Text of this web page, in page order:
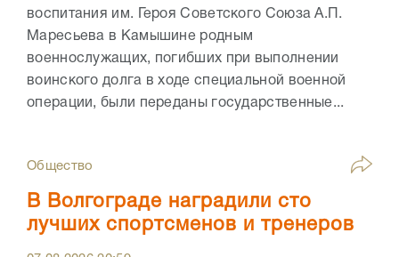
воспитания им. Героя Советского Союза А.П.
Маресьева в Камышине родным
военнослужащих, погибших при выполнении
воинского долга в ходе специальной военной
операции, были переданы государственные...
Общество
В Волгограде наградили сто
лучших спортсменов и тренеров